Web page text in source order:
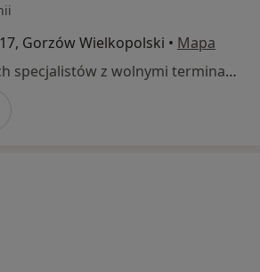
Gorzów Wielkopolski • Mapa
Brak dostępnych specjalistów z wolnymi terminami w tym centrum medycznym.